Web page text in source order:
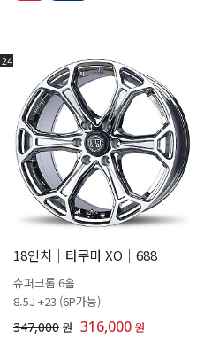
24
18인치│타쿠마 XO│688
슈퍼크롬 6홀
8.5J +23 (6P가능)
347,000 원 316,000 원